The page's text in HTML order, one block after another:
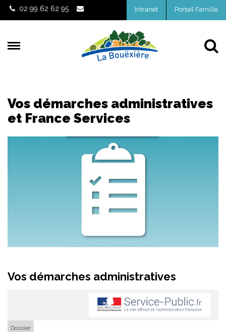
Gestion des traceurs
02 99 62 62 95 Intranet Portail Famille
Vos démarches administratives
et France Services
Vos démarches administratives
Dossier